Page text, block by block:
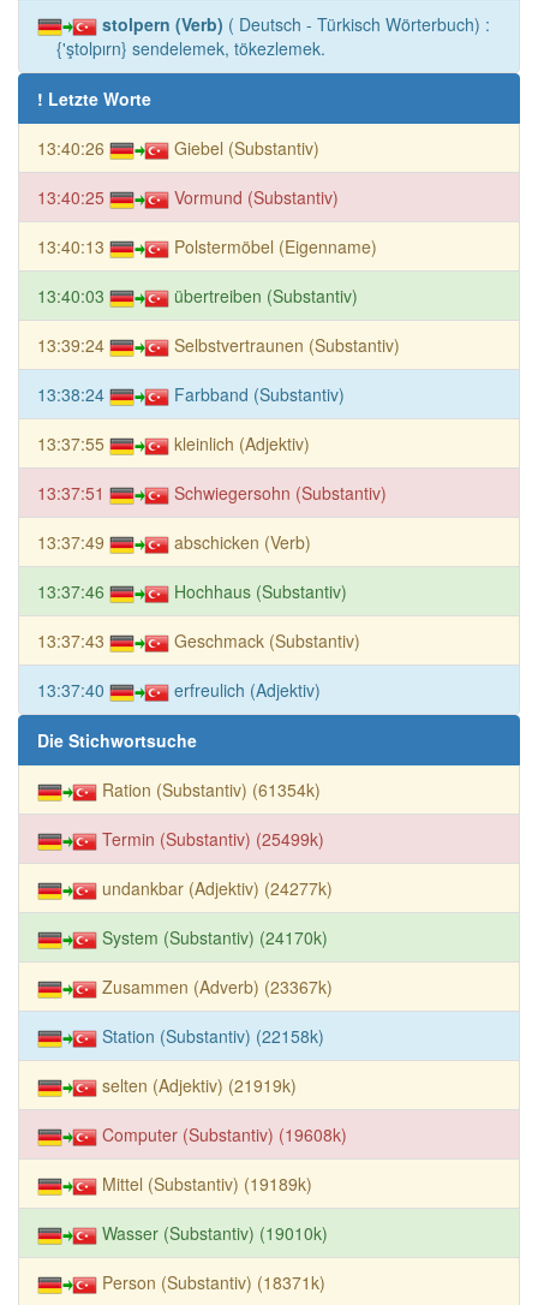
stolpern (Verb) ( Deutsch - Türkisch Wörterbuch) :
{'ştolpırn} sendelemek, tökezlemek.
! Letzte Worte
13:40:26 Giebel (Substantiv)
13:40:25 Vormund (Substantiv)
13:40:13 Polstermöbel (Eigenname)
13:40:03 übertreiben (Substantiv)
13:39:24 Selbstvertraunen (Substantiv)
13:38:24 Farbband (Substantiv)
13:37:55 kleinlich (Adjektiv)
13:37:51 Schwiegersohn (Substantiv)
13:37:49 abschicken (Verb)
13:37:46 Hochhaus (Substantiv)
13:37:43 Geschmack (Substantiv)
13:37:40 erfreulich (Adjektiv)
Die Stichwortsuche
Ration (Substantiv) (61354k)
Termin (Substantiv) (25499k)
undankbar (Adjektiv) (24277k)
System (Substantiv) (24170k)
Zusammen (Adverb) (23367k)
Station (Substantiv) (22158k)
selten (Adjektiv) (21919k)
Computer (Substantiv) (19608k)
Mittel (Substantiv) (19189k)
Wasser (Substantiv) (19010k)
Person (Substantiv) (18371k)